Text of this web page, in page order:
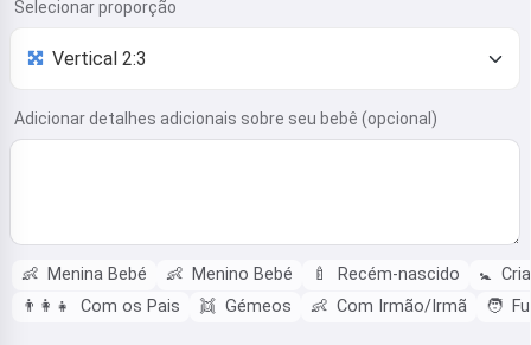
Selecionar proporção
Adicionar detalhes adicionais sobre seu bebê (opcional)
👶 Menina Bebé 👶 Menino Bebé 🍼 Recém-nascido 🚼
👨‍👩‍👧
Com os Pais 👯 Gémeos 👶 Com Irmão/Irmã 🧑